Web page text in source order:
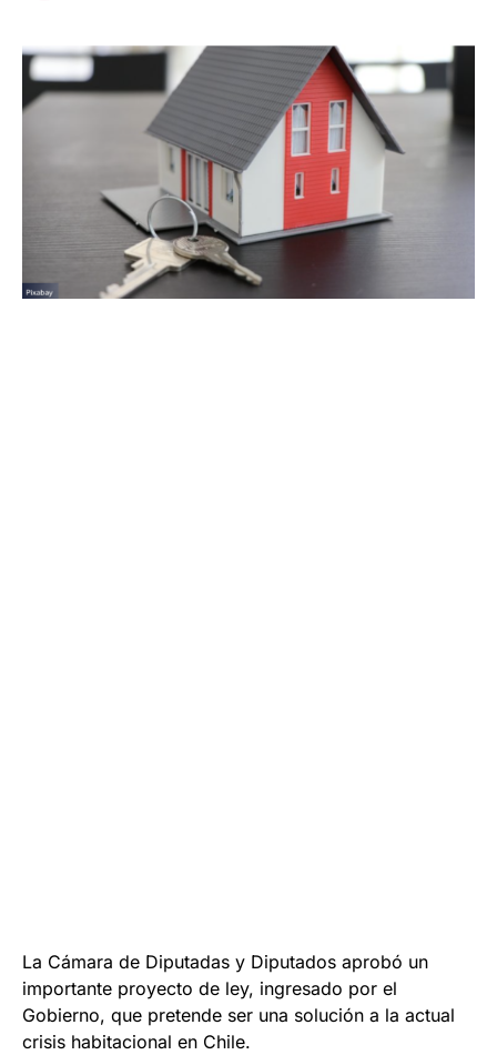
La Cámara de Diputadas y Diputados aprobó un
importante proyecto de ley, ingresado por el
Gobierno, que pretende ser una solución a la actual
crisis habitacional en Chile.